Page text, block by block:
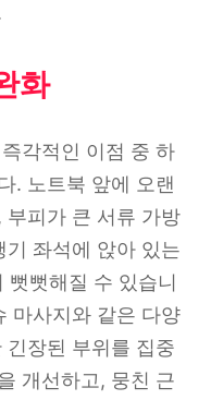
화
각적인 이점 중 하
. 노트북 앞에 오랜
부피가 큰 서류 가방
좌석에 앉아 있는
뻣뻣해질 수 있습니
마사지와 같은 다양
장된 부위를 집중
개선하고, 뭉친 근